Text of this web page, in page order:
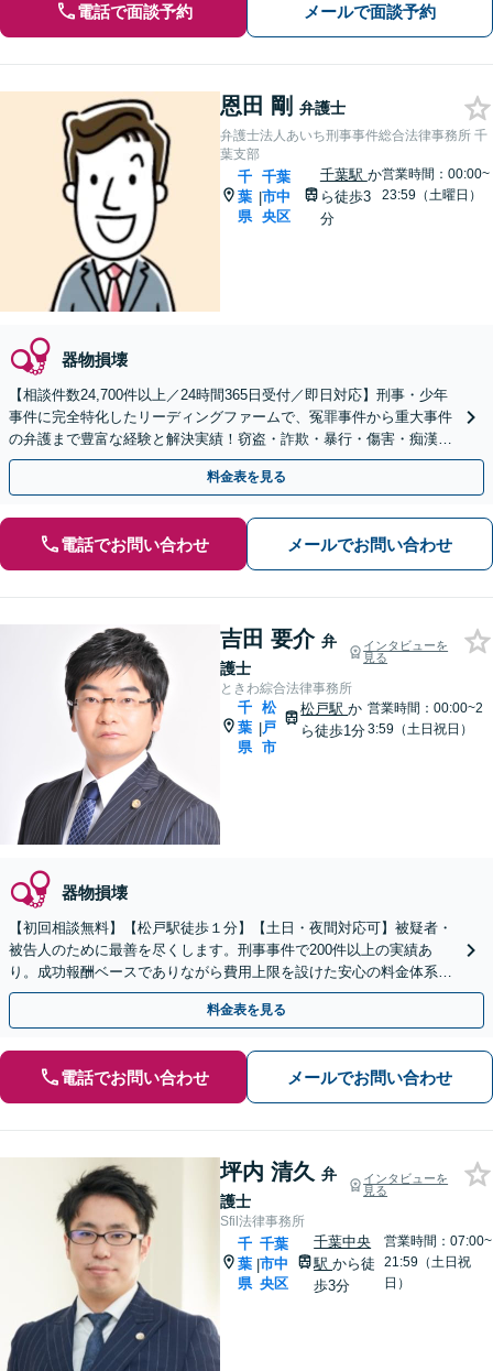
電話で面談予約 メールで面談予約
恩田 剛 弁護士
弁護士法人あいち刑事事件総合法律事務所 千
葉支部
千
葉
県
|
千葉
市中
央区
千葉駅 か
ら徒歩3
分
営業時間：00:00~
23:59（土曜日）
器物損壊
【相談件数24,700件以上／24時間365日受付／即日対応】刑事・少年
事件に完全特化したリーディングファームで、冤罪事件から重大事件
の弁護まで豊富な経験と解決実績！窃盗・詐欺・暴行・傷害・痴漢・
盗撮・薬物犯罪など幅広い分野に対応可能です！
料金表を見る
電話でお問い合わせ メールでお問い合わせ
吉田 要介 弁
護士
インタビューを
見る
ときわ綜合法律事務所
千
葉
県
|
松
戸
市
松戸駅か
ら徒歩1分
営業時間：00:00~2
3:59（土日祝日）
器物損壊
【初回相談無料】【松戸駅徒歩１分】【土日・夜間対応可】被疑者・
被告人のために最善を尽くします。刑事事件で200件以上の実績あ
り。成功報酬ベースでありながら費用上限を設けた安心の料金体系で
す。刑事被疑者援助制度も利用可能です。
料金表を見る
電話でお問い合わせ メールでお問い合わせ
坪内 清久 弁
護士
インタビューを
見る
Sfil法律事務所
千
葉
県
|
千葉
市中
央区
千葉中央
駅から徒
歩3分
営業時間：07:00~
21:59（土日祝
日）